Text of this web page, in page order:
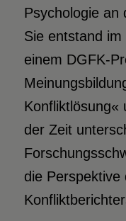
Psychologie an
Sie entstand
einem DGFK-
Konfliktlösung«
der Zeit
die Perspektive